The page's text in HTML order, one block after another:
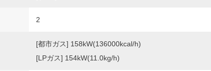
2
[都市ガス] 158kW(136000kcal/h)
[LPガス] 154kW(11.0kg/h)